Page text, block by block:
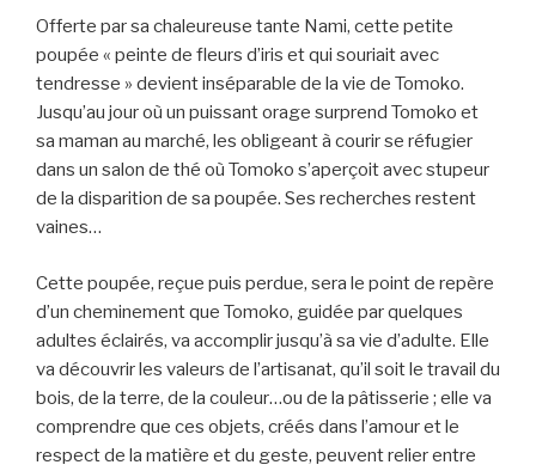
Offerte par sa chaleureuse tante Nami, cette petite
poupée « peinte de fleurs d’iris et qui souriait avec
tendresse » devient inséparable de la vie de Tomoko.
Jusqu’au jour où un puissant orage surprend Tomoko et
sa maman au marché, les obligeant à courir se réfugier
dans un salon de thé où Tomoko s’aperçoit avec stupeur
de la disparition de sa poupée. Ses recherches restent
vaines…
Cette poupée, reçue puis perdue, sera le point de repère
d’un cheminement que Tomoko, guidée par quelques
adultes éclairés, va accomplir jusqu’à sa vie d’adulte. Elle
va découvrir les valeurs de l’artisanat, qu’il soit le travail du
bois, de la terre, de la couleur…ou de la pâtisserie ; elle va
comprendre que ces objets, créés dans l’amour et le
respect de la matière et du geste, peuvent relier entre